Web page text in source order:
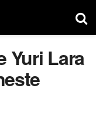
Yuri Lara